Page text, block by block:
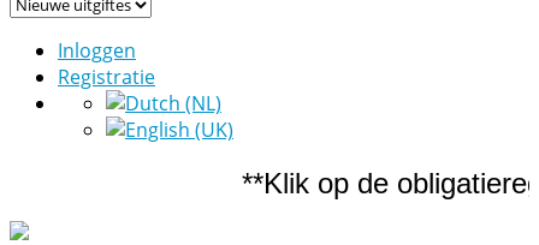
Inloggen
Registratie
**Klik op de